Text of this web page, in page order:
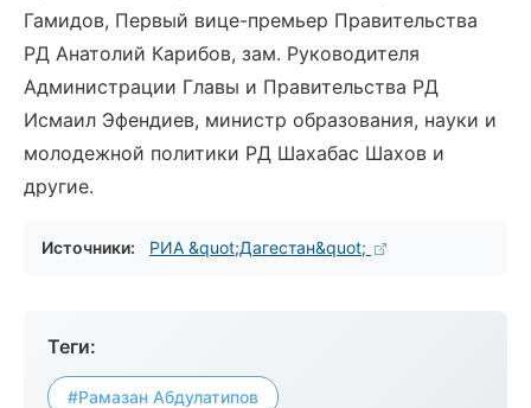
Гамидов, Первый вице-премьер Правительства
РД Анатолий Карибов, зам. Руководителя
Администрации Главы и Правительства РД
Исмаил Эфендиев, министр образования, науки и
молодежной политики РД Шахабас Шахов и
другие.
Источники: РИА &quot;Дагестан&quot;
Теги:
#Рамазан Абдулатипов